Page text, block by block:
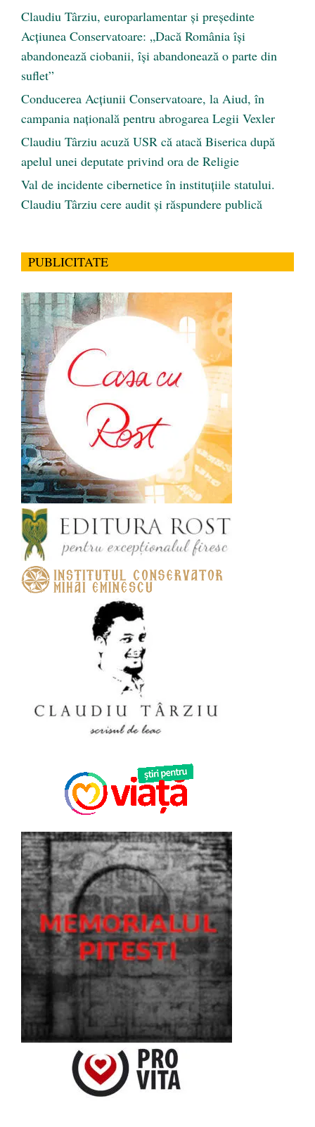
Claudiu Târziu, europarlamentar și președinte
Acțiunea Conservatoare: „Dacă România își
abandonează ciobanii, își abandonează o parte din
suflet”
Conducerea Acțiunii Conservatoare, la Aiud, în
campania națională pentru abrogarea Legii Vexler
Claudiu Târziu acuză USR că atacă Biserica după
apelul unei deputate privind ora de Religie
Val de incidente cibernetice în instituțiile statului.
Claudiu Târziu cere audit și răspundere publică
PUBLICITATE